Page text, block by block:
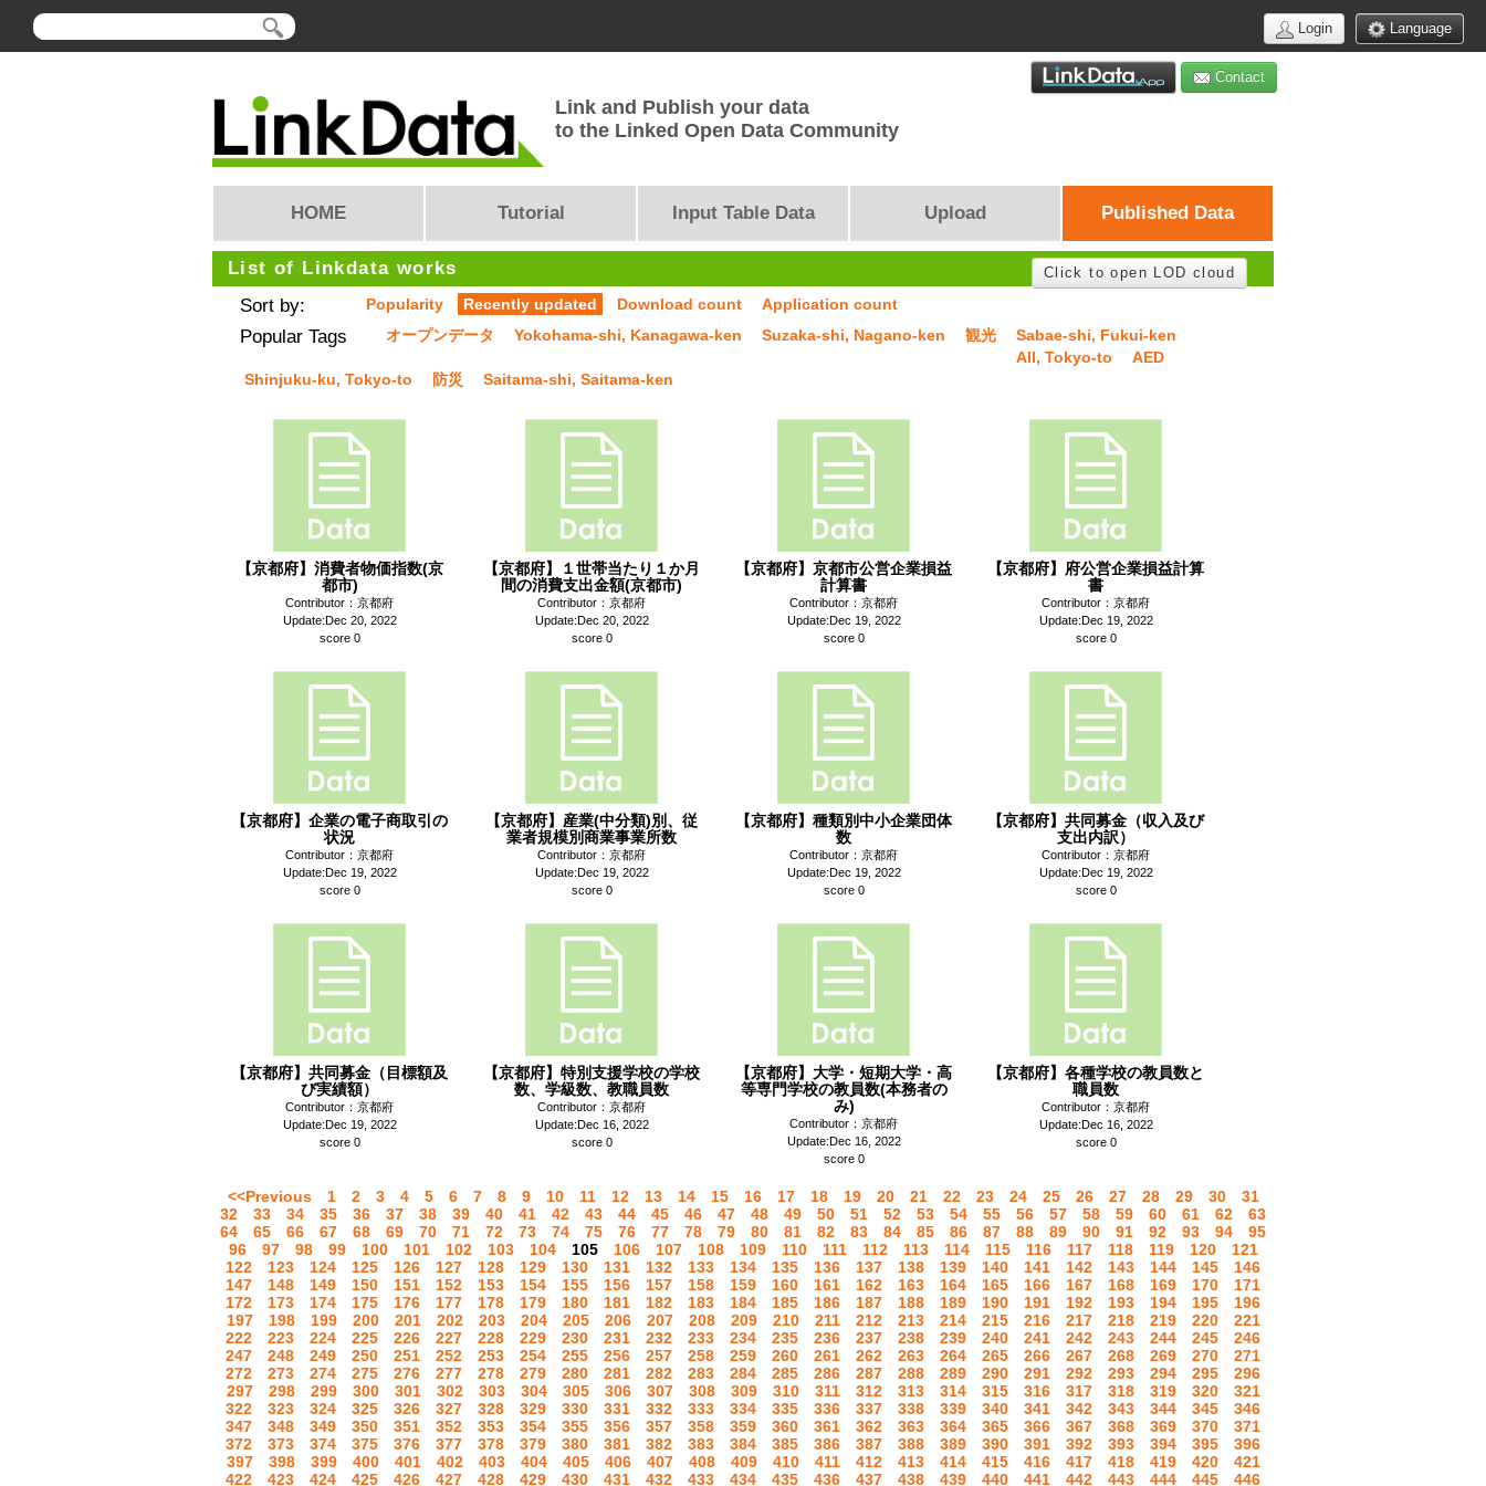
Language
Login
Contact
Link and Publish your data
to the Linked Open Data Community
HOME Tutorial Input Table Data Upload Published Data
List of Linkdata works Click to open LOD cloud
Sort by: Popularity Recently updated Download count Application count
Popular Tags オープンデータ Yokohama-shi, Kanagawa-ken Suzaka-shi, Nagano-ken 観光
Sabae-shi, Fukui-ken
All, Tokyo-to
AED
Shinjuku-ku, Tokyo-to
防災 Saitama-shi, Saitama-ken
【京都府】消費者物価指数(京
都市)
Contributor：京都府
Update:Dec 20, 2022
score 0
【京都府】１世帯当たり１か月
間の消費支出金額(京都市)
Contributor：京都府
Update:Dec 20, 2022
score 0
【京都府】京都市公営企業損益
計算書
Contributor：京都府
Update:Dec 19, 2022
score 0
【京都府】府公営企業損益計算
書
Contributor：京都府
Update:Dec 19, 2022
score 0
【京都府】企業の電子商取引の
状況
Contributor：京都府
Update:Dec 19, 2022
score 0
【京都府】産業(中分類)別、従
業者規模別商業事業所数
Contributor：京都府
Update:Dec 19, 2022
score 0
【京都府】種類別中小企業団体
数
Contributor：京都府
Update:Dec 19, 2022
score 0
【京都府】共同募金（収入及び
支出内訳）
Contributor：京都府
Update:Dec 19, 2022
score 0
【京都府】共同募金（目標額及
び実績額）
Contributor：京都府
Update:Dec 19, 2022
score 0
【京都府】特別支援学校の学校
数、学級数、教職員数
Contributor：京都府
Update:Dec 16, 2022
score 0
【京都府】大学・短期大学・高
等専門学校の教員数(本務者の
み)
Contributor：京都府
Update:Dec 16, 2022
score 0
【京都府】各種学校の教員数と
職員数
Contributor：京都府
Update:Dec 16, 2022
score 0
<<Previous 1 2 3 4 5 6 7 8 9 10 11 12 13 14 15 16 17 18 19 20 21 22 23 24 25 26 27 28 29 30
31
32
33 34 35 36 37 38 39 40 41 42 43 44 45 46 47 48 49 50 51 52 53 54 55 56 57 58 59 60 61 62
63
64
65 66 67 68 69 70 71 72 73 74 75 76 77 78 79 80 81 82 83 84 85 86 87 88 89 90 91 92 93 94
95
96
97 98 99 100 101 102 103 104 105 106 107 108 109 110 111 112 113 114 115 116 117 118 119 120
121
122
123 124 125 126 127 128 129 130 131 132 133 134 135 136 137 138 139 140 141 142 143 144 145
146
147
148 149 150 151 152 153 154 155 156 157 158 159 160 161 162 163 164 165 166 167 168 169 170
171
172
173 174 175 176 177 178 179 180 181 182 183 184 185 186 187 188 189 190 191 192 193 194 195
196
197
198 199 200 201 202 203 204 205 206 207 208 209 210 211 212 213 214 215 216 217 218 219 220
221
222
223 224 225 226 227 228 229 230 231 232 233 234 235 236 237 238 239 240 241 242 243 244 245
246
247
248 249 250 251 252 253 254 255 256 257 258 259 260 261 262 263 264 265 266 267 268 269 270
271
272
273 274 275 276 277 278 279 280 281 282 283 284 285 286 287 288 289 290 291 292 293 294 295
296
297
298 299 300 301 302 303 304 305 306 307 308 309 310 311 312 313 314 315 316 317 318 319 320
321
322
323 324 325 326 327 328 329 330 331 332 333 334 335 336 337 338 339 340 341 342 343 344 345
346
347
348 349 350 351 352 353 354 355 356 357 358 359 360 361 362 363 364 365 366 367 368 369 370
371
372
373 374 375 376 377 378 379 380 381 382 383 384 385 386 387 388 389 390 391 392 393 394 395
396
397
398 399 400 401 402 403 404 405 406 407 408 409 410 411 412 413 414 415 416 417 418 419 420
421
422
423 424 425 426 427 428 429 430 431 432 433 434 435 436 437 438 439 440 441 442 443 444 445 446